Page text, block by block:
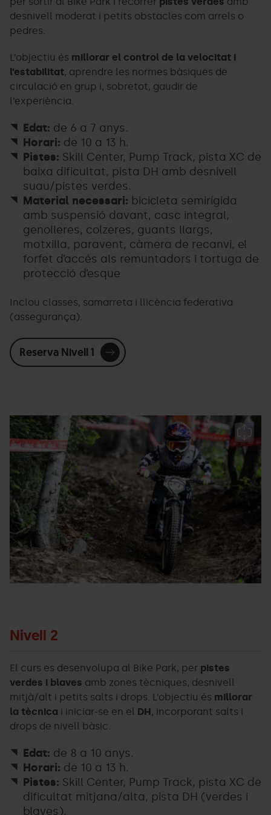
desnivell moderat i petits obstacles com arrels o
pedres.
L’objectiu és millorar el control de la velocitat i
l’estabilitat, aprendre les normes bàsiques de
circulació en grup i, sobretot, gaudir de
l’experiència.
Edat: de 6 a 7 anys.
Horari: de 10 a 13 h.
Pistes: Skill Center, Pump Track, pista XC de
baixa dificultat, pista DH amb desnivell
suau/pistes verdes.
Material necessari: bicicleta semirígida
amb suspensió davant, casc integral,
genolleres, colzeres, guants llargs,
motxilla, paravent, càmera de recanvi, el
forfet d’accés als remuntadors i tortuga de
protecció d’esque
Inclou classes, samarreta i llicència federativa
(assegurança).
Reserva Nivell 1
Furious
CUP
-
Facundo
Santana12.jpg
Grandvalira
Nivell 2
El curs es desenvolupa al Bike Park, per pistes
verdes i blaves amb zones tècniques, desnivell
mitjà/alt i petits salts i drops. L’objectiu és millorar
la tècnica i iniciar-se en el DH, incorporant salts i
drops de nivell bàsic.
Edat: de 8 a 10 anys.
Horari: de 10 a 13 h.
Pistes: Skill Center, Pump Track, pista XC de
dificultat mitjana/alta, pista DH (verdes i
blaves).